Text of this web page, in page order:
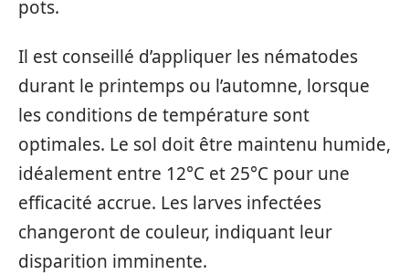
pots.
Il est conseillé d’appliquer les nématodes
durant le printemps ou l’automne, lorsque
les conditions de température sont
optimales. Le sol doit être maintenu humide,
idéalement entre 12°C et 25°C pour une
efficacité accrue. Les larves infectées
changeront de couleur, indiquant leur
disparition imminente.